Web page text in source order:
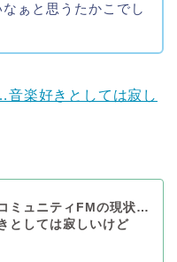
ぁと思うたかこでし
楽好きとしては寂し
ミュニティFMの現状…
としては寂しいけど